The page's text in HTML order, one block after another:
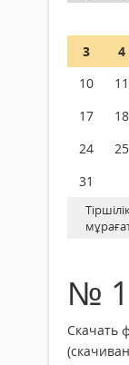
3
4
10
11
17
18
24
25
31
№ 1
Скачать